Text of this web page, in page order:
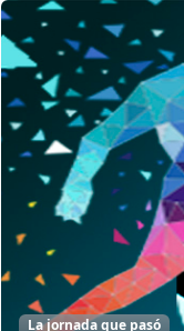
La jornada que pasó